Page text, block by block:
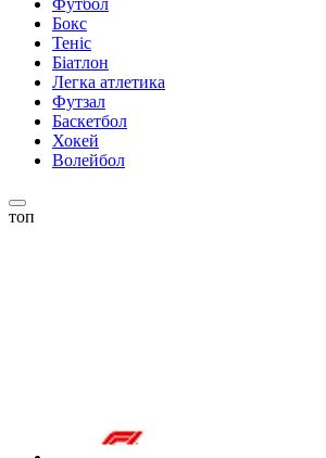
Футбол
Бокс
Теніс
Біатлон
Легка атлетика
Футзал
Баскетбол
Хокей
Волейбол
топ